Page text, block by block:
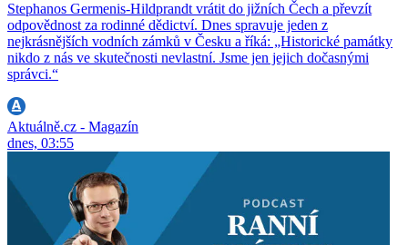
Stephanos Germenis-Hildprandt vrátit do jižních Čech a převzít
odpovědnost za rodinné dědictví. Dnes spravuje jeden z
nejkrásnějších vodních zámků v Česku a říká: „Historické památky
nikdo z nás ve skutečnosti nevlastní. Jsme jen jejich dočasnými
správci.“
Aktuálně.cz - Magazín
dnes, 03:55